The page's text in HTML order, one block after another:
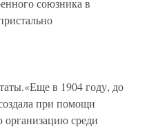
союзника в
в 1904 году, до
при помощи
организацию среди